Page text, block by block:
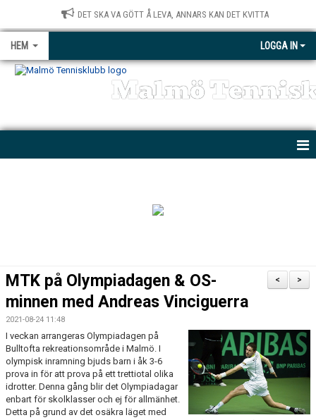
DET SKA VA GÖTT Å LEVA, ANNARS KAN DET KVITTA
HEM LOGGA IN
Malmö
PRIVATLEKTIONER
BOKA BANA
KALLELSE ÅRSMÖTE 2025
OM KLUBBEN
>
<
MTK på Olympiadagen & OS-
minnen med Andreas Vinciguerra
2021-08-24 11:48
I veckan arrangeras Olympiadagen på
Bulltofta rekreationsområde i Malmö. I
olympisk inramning bjuds barn i åk 3-6
prova in för att prova på ett trettiotal olika
idrotter. Denna gång blir det Olympiadagar
enbart för skolklasser och ej för allmänhet.
Detta på grund av det osäkra läget med